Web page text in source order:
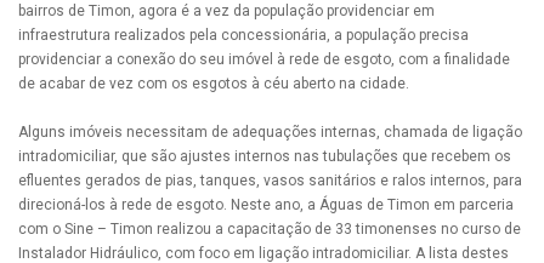
bairros de Timon, agora é a vez da população providenciar em
infraestrutura realizados pela concessionária, a população precisa
providenciar a conexão do seu imóvel à rede de esgoto, com a finalidade
de acabar de vez com os esgotos à céu aberto na cidade.
Alguns imóveis necessitam de adequações internas, chamada de ligação
intradomiciliar, que são ajustes internos nas tubulações que recebem os
efluentes gerados de pias, tanques, vasos sanitários e ralos internos, para
direcioná-los à rede de esgoto. Neste ano, a Águas de Timon em parceria
com o Sine – Timon realizou a capacitação de 33 timonenses no curso de
Instalador Hidráulico, com foco em ligação intradomiciliar. A lista destes